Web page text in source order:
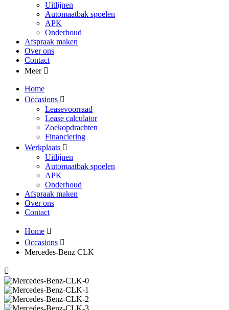
Uitlijnen
Automaatbak spoelen
APK
Onderhoud
Afspraak maken
Over ons
Contact
Meer
Home
Occasions
Leasevoorraad
Lease calculator
Zoekopdrachten
Financiering
Werkplaats
Uitlijnen
Automaatbak spoelen
APK
Onderhoud
Afspraak maken
Over ons
Contact
Home
Occasions
Mercedes-Benz CLK